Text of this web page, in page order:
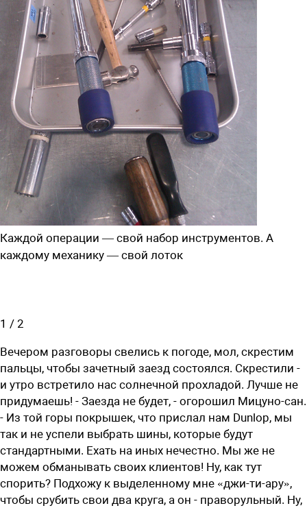
Каждой операции — свой набор инструментов. А
каждому механику — свой лоток
1 / 2
Вечером разговоры свелись к погоде, мол, скрестим
пальцы, чтобы зачетный заезд состоялся. Скрестили -
и утро встретило нас солнечной прохладой. Лучше не
придумаешь! - Заезда не будет, - огорошил Мицуно-сан.
- Из той горы покрышек, что прислал нам Dunlop, мы
так и не успели выбрать шины, которые будут
стандартными. Ехать на иных нечестно. Мы же не
можем обманывать своих клиентов! Ну, как тут
спорить? Подхожу к выделенному мне «джи-ти-ару»,
чтобы срубить свои два круга, а он - праворульный. Ну,